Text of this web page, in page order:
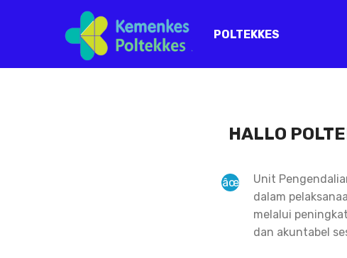
POLTEKKES
HALLO
Unit
dalam
melalui
dan akuntabel